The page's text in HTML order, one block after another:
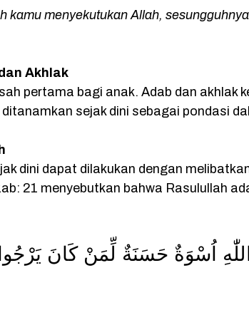
kamu menyekutukan Allah,
Akhlak
pertama bagi anak. Adab dan akhlak
sejak dini sebagai pondasi
dini dapat dilakukan dengan
21 menyebutkan bahwa Rasulullah
اُسْوَةٌ حَسَنَةٌ لِّمَنْ كَانَ يَرْجُوا